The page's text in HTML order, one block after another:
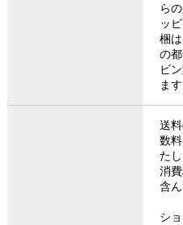
ら
ッ
梱
の
ビ
ま
送
数
たし
消
含
シ